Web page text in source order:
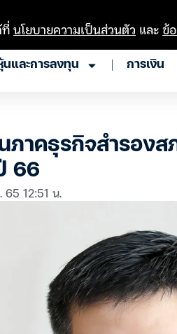
นและการลงทุน การเงิน
ภาคธุรกิจสำรอง
66
65 12:51 น.
นโยบายความเป็นส่วนตัว และข้